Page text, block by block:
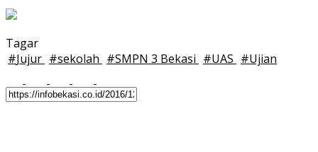
Tagar
#Jujur #sekolah #SMPN 3 Bekasi #UAS #Ujian